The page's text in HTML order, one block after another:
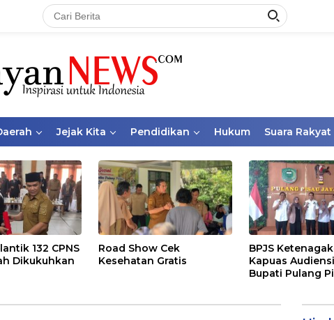
Jejak Kita Pendidikan Hukum Suara Rakyat
132 CPNS
Dikukuhkan
Road Show Cek
Kesehatan Gratis
BPJS
Kapuas
Bupati Pulang